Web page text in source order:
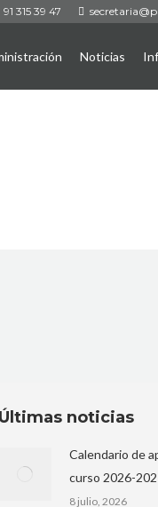
91 315 39 47
Noticias
Últimas noticias
Calendario de
curso 2026-
8 julio, 2026